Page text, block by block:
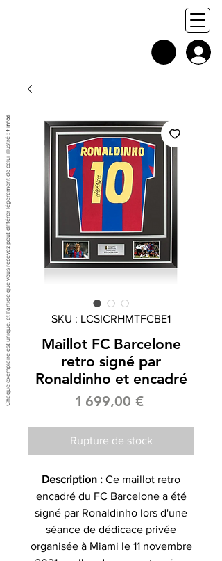
SKU : LCSICRHMTFCBE1
Maillot FC Barcelone
retro signé par
Ronaldinho et encadré
1 699,00 €Prix
Rupture de stock
Description : Ce maillot retro
encadré du FC Barcelone a été
signé par Ronaldinho lors d'une
séance de dédicace privée
organisée à Miami le 11 novembre
Chaque exemplaire est unique, et l'article que vous recevez peut différer légèrement de celui illustré :
+ infos